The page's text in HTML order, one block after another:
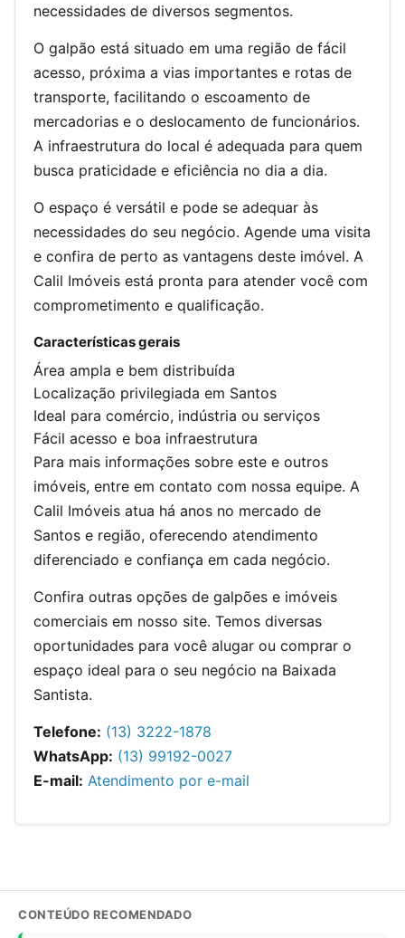
necessidades de diversos segmentos.
O galpão está situado em uma região de fácil
acesso, próxima a vias importantes e rotas de
transporte, facilitando o escoamento de
mercadorias e o deslocamento de funcionários.
A infraestrutura do local é adequada para quem
busca praticidade e eficiência no dia a dia.
O espaço é versátil e pode se adequar às
necessidades do seu negócio. Agende uma visita
e confira de perto as vantagens deste imóvel. A
Calil Imóveis está pronta para atender você com
comprometimento e qualificação.
Características gerais
Área ampla e bem distribuída
Localização privilegiada em Santos
Ideal para comércio, indústria ou serviços
Fácil acesso e boa infraestrutura
Para mais informações sobre este e outros
imóveis, entre em contato com nossa equipe. A
Calil Imóveis atua há anos no mercado de
Santos e região, oferecendo atendimento
diferenciado e confiança em cada negócio.
Confira outras opções de galpões e imóveis
comerciais em nosso site. Temos diversas
oportunidades para você alugar ou comprar o
espaço ideal para o seu negócio na Baixada
Santista.
Telefone: (13) 3222-1878
WhatsApp: (13) 99192-0027
E-mail: Atendimento por e-mail
CONTEÚDO RECOMENDADO